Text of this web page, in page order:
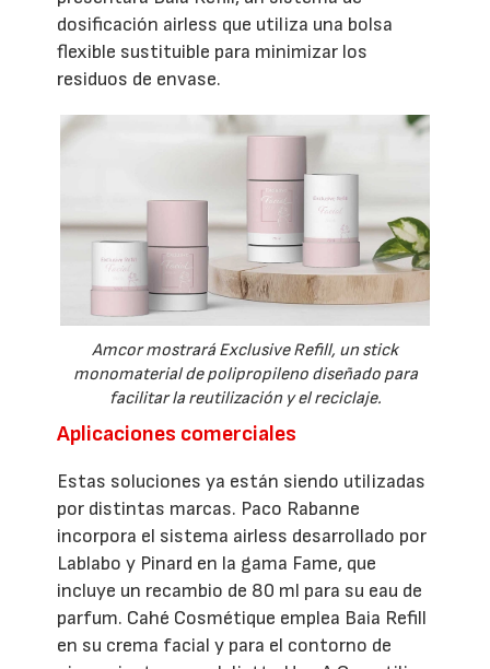
dosificación airless que utiliza una bolsa
flexible sustituible para minimizar los
residuos de envase.
Amcor mostrará Exclusive Refill, un stick
monomaterial de polipropileno diseñado para
facilitar la reutilización y el reciclaje.
Aplicaciones comerciales
Estas soluciones ya están siendo utilizadas
por distintas marcas. Paco Rabanne
incorpora el sistema airless desarrollado por
Lablabo y Pinard en la gama Fame, que
incluye un recambio de 80 ml para su eau de
parfum. Cahé Cosmétique emplea Baia Refill
en su crema facial y para el contorno de